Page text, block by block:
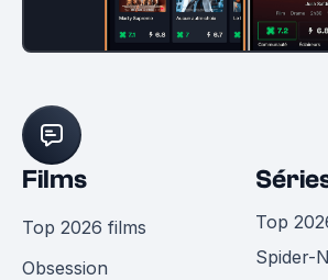
Films
Top 2026 films
Obsession
Top
Spider-